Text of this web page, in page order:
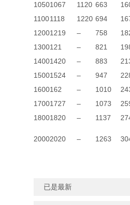
10501067 1120 663
11001118 1220 694
12001219 – 758
1300121 – 821
14001420 – 883
15001524 – 947
1600162 – 1010
17001727 – 1073
18001820 – 1137
20002020 – 1263
已是最新